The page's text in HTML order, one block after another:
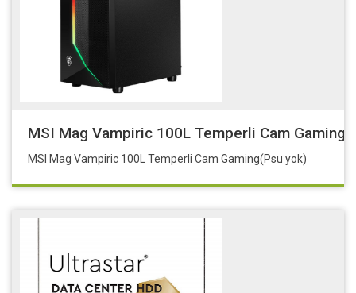
MSI Mag Vampiric 100L Temperli Cam
MSI Mag Vampiric 100L Temperli Cam Gaming(Psu yok)